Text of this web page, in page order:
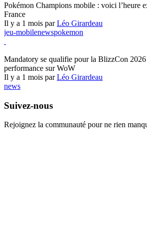
Pokémon Champions mobile : voici l’heure
France
Il y a 1 mois parLéo Girardeau
jeu-mobilenewspokemon
Mandatory se qualifie pour la BlizzCon 2026
performance sur WoW
Il y a 1 mois parLéo Girardeau
news
Suivez-nous
Rejoignez la communauté pour ne rien